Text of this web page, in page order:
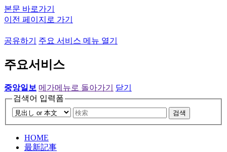
본문 바로가기
이전 페이지로 가기
공유하기 주요 서비스 메뉴 열기
주요서비스
중앙일보 메가메뉴로 돌아가기
닫기
검색어 입력폼
검색
HOME
最新記事